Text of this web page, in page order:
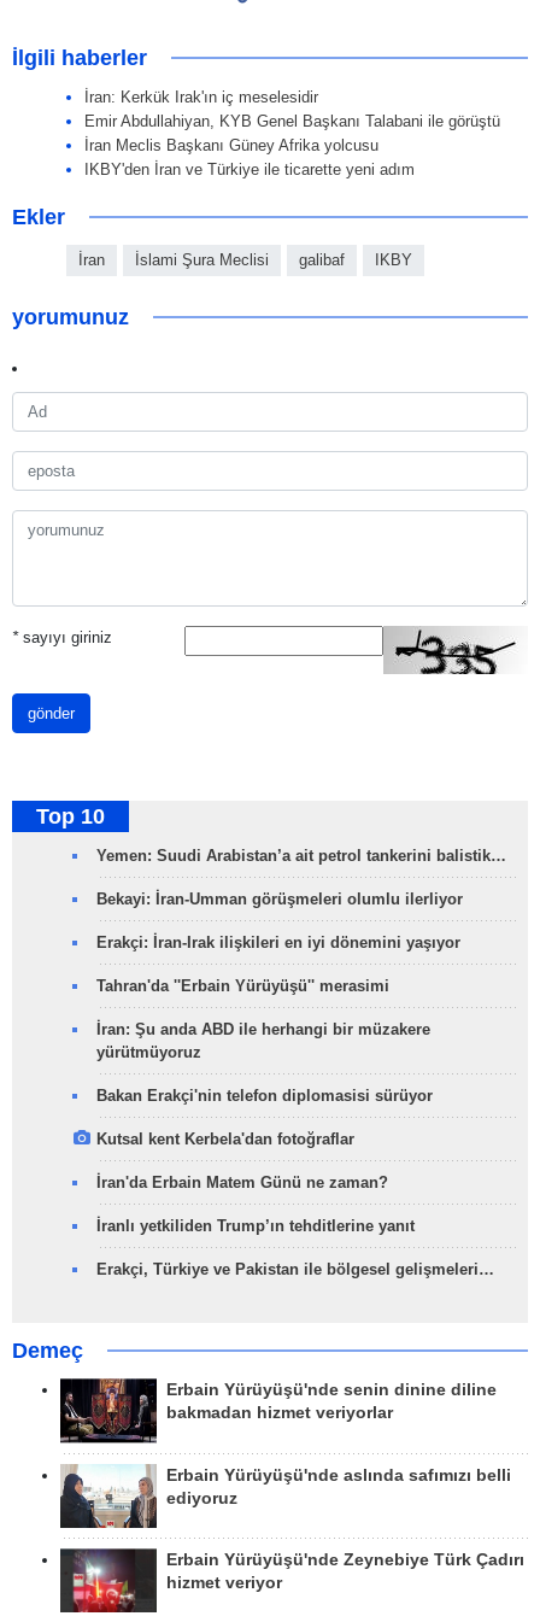
İlgili haberler
İran: Kerkük Irak'ın iç meselesidir
Emir Abdullahiyan, KYB Genel Başkanı Talabani ile görüştü
İran Meclis Başkanı Güney Afrika yolcusu
IKBY'den İran ve Türkiye ile ticarette yeni adım
Ekler
İran İslami Şura Meclisi galibaf IKBY
yorumunuz
*sayıyı giriniz
gönder
Top 10
Yemen: Suudi Arabistan’a ait petrol tankerini balistik…
Bekayi: İran-Umman görüşmeleri olumlu ilerliyor
Erakçi: İran-Irak ilişkileri en iyi dönemini yaşıyor
Tahran'da ''Erbain Yürüyüşü'' merasimi
İran: Şu anda ABD ile herhangi bir müzakere
yürütmüyoruz
Bakan Erakçi'nin telefon diplomasisi sürüyor
Kutsal kent Kerbela'dan fotoğraflar
İran'da Erbain Matem Günü ne zaman?
İranlı yetkiliden Trump’ın tehditlerine yanıt
Erakçi, Türkiye ve Pakistan ile bölgesel gelişmeleri…
Demeç
Erbain Yürüyüşü'nde senin dinine diline
bakmadan hizmet veriyorlar
Erbain Yürüyüşü'nde aslında safımızı belli
ediyoruz
Erbain Yürüyüşü'nde Zeynebiye Türk Çadırı
hizmet veriyor